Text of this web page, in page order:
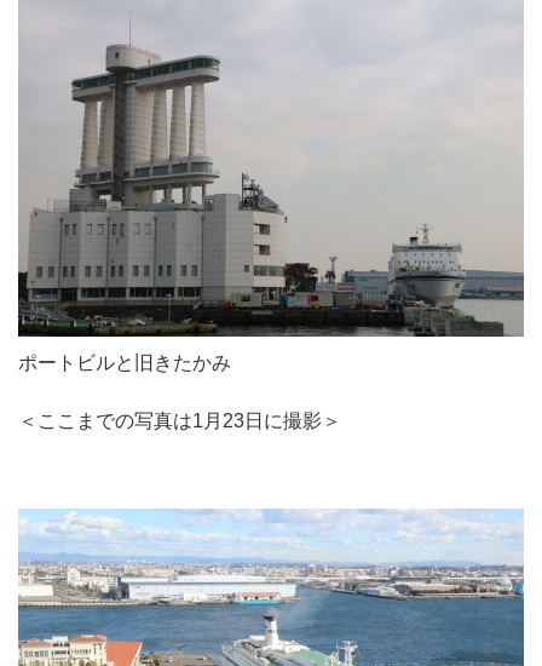
ポートビルと旧きたかみ
＜ここまでの写真は1月23日に撮影＞